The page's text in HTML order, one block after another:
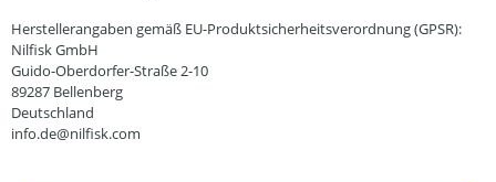
Herstellerangaben gemäß EU-Produktsicherheitsverordnung (GPSR):
Nilfisk GmbH
Guido-Oberdorfer-Straße 2-10
89287 Bellenberg
Deutschland
info.de@nilfisk.com